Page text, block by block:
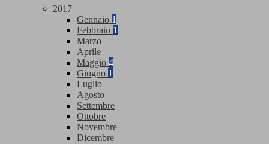
2017
Gennaio 1
Febbraio 1
Marzo
Aprile
Maggio 4
Giugno 1
Luglio
Agosto
Settembre
Ottobre
Novembre
Dicembre